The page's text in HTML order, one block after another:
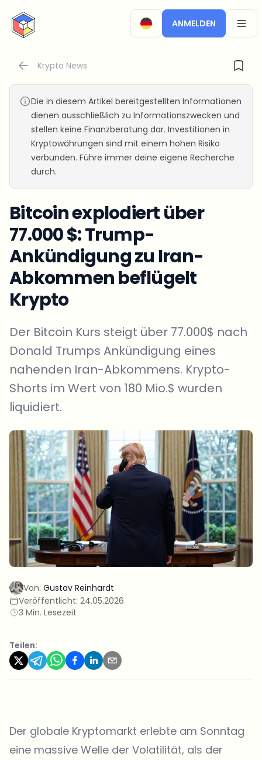
CryptoTicker
ANMELDEN
Krypto News
Die in diesem Artikel bereitgestellten Informationen
dienen ausschließlich zu Informationszwecken und
stellen keine Finanzberatung dar. Investitionen in
Kryptowährungen sind mit einem hohen Risiko
verbunden. Führe immer deine eigene Recherche
durch.
Bitcoin explodiert über
77.000 $: Trump-
Ankündigung zu Iran-
Abkommen beflügelt
Krypto
Der Bitcoin Kurs steigt über 77.000$ nach
Donald Trumps Ankündigung eines
nahenden Iran-Abkommens. Krypto-
Shorts im Wert von 180 Mio.$ wurden
liquidiert.
Von: Gustav Reinhardt
Veröffentlicht: 24.05.2026
3 Min. Lesezeit
Teilen:
Der globale Kryptomarkt erlebte am Sonntag
eine massive Welle der Volatilität, als der